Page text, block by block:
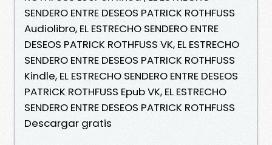
SENDERO ENTRE DESEOS PATRICK ROTHFUSS
Audiolibro, EL ESTRECHO SENDERO ENTRE
DESEOS PATRICK ROTHFUSS VK, EL ESTRECHO
SENDERO ENTRE DESEOS PATRICK ROTHFUSS
Kindle, EL ESTRECHO SENDERO ENTRE DESEOS
PATRICK ROTHFUSS Epub VK, EL ESTRECHO
SENDERO ENTRE DESEOS PATRICK ROTHFUSS
Descargar gratis